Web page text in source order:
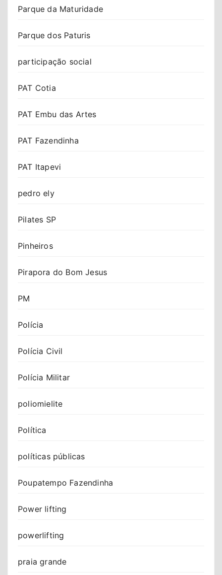
Parque da Maturidade
Parque dos Paturis
participação social
PAT Cotia
PAT Embu das Artes
PAT Fazendinha
PAT Itapevi
pedro ely
Pilates SP
Pinheiros
Pirapora do Bom Jesus
PM
Polícia
Polícia Civil
Polícia Militar
poliomielite
Política
políticas públicas
Poupatempo Fazendinha
Power lifting
powerlifting
praia grande